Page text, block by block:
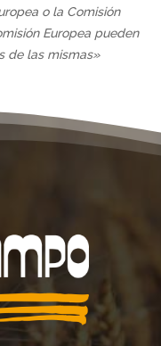
o la Comisión
Europea pueden
de las mismas»